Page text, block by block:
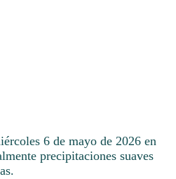
6 de mayo de 2026 en
precipitaciones suaves